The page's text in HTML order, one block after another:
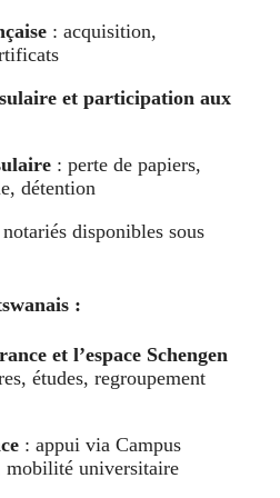
: acquisition,
et participation aux
: perte de papiers,
détention
notariés disponibles sous
:
et l’espace Schengen
études, regroupement
: appui via Campus
mobilité universitaire